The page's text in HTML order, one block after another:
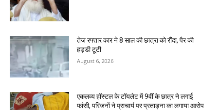
तेज रफ्तार कार ने 8 साल की छात्रा को रौंदा, पैर की
हड्डी टूटी
August 6, 2026
एकलव्य हॉस्टल के टॉयलेट में 9वीं के छात्र ने लगाई
फांसी, परिजनों ने प्राचार्य पर प्रताड़ना का लगाया आरोप